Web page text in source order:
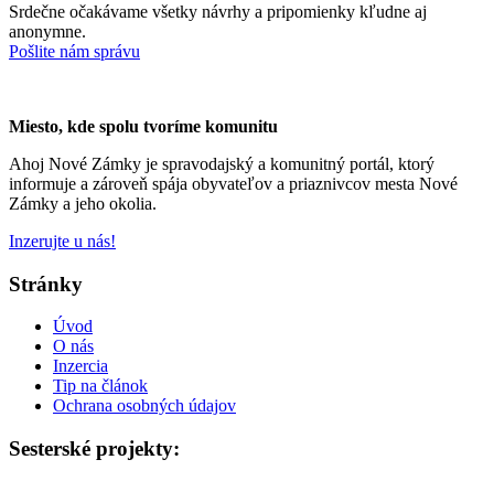
Srdečne očakávame všetky návrhy a pripomienky kľudne aj
anonymne.
Pošlite nám správu
Miesto, kde spolu tvoríme komunitu
Ahoj Nové Zámky je spravodajský a komunitný portál, ktorý
informuje a zároveň spája obyvateľov a priaznivcov mesta Nové
Zámky a jeho okolia.
Inzerujte u nás!
Stránky
Úvod
O nás
Inzercia
Tip na článok
Ochrana osobných údajov
Sesterské projekty: